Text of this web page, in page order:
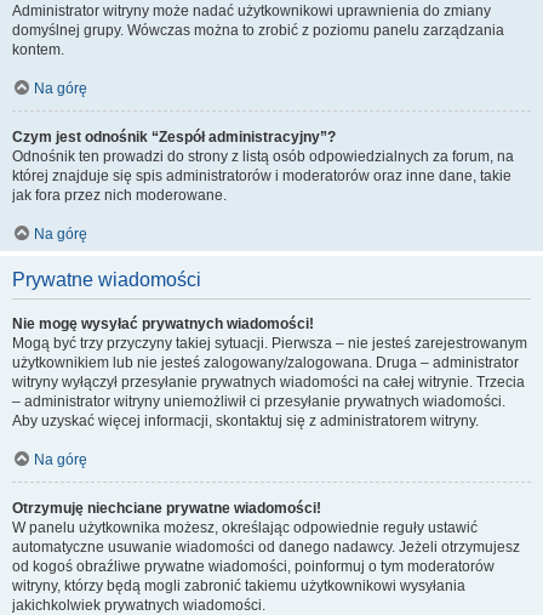
Administrator witryny może nadać użytkownikowi uprawnienia do zmiany
domyślnej grupy. Wówczas można to zrobić z poziomu panelu zarządzania
kontem.
Na górę
Czym jest odnośnik “Zespół administracyjny”?
Odnośnik ten prowadzi do strony z listą osób odpowiedzialnych za forum, na
której znajduje się spis administratorów i moderatorów oraz inne dane, takie
jak fora przez nich moderowane.
Na górę
Prywatne wiadomości
Nie mogę wysyłać prywatnych wiadomości!
Mogą być trzy przyczyny takiej sytuacji. Pierwsza – nie jesteś zarejestrowanym
użytkownikiem lub nie jesteś zalogowany/zalogowana. Druga – administrator
witryny wyłączył przesyłanie prywatnych wiadomości na całej witrynie. Trzecia
– administrator witryny uniemożliwił ci przesyłanie prywatnych wiadomości.
Aby uzyskać więcej informacji, skontaktuj się z administratorem witryny.
Na górę
Otrzymuję niechciane prywatne wiadomości!
W panelu użytkownika możesz, określając odpowiednie reguły ustawić
automatyczne usuwanie wiadomości od danego nadawcy. Jeżeli otrzymujesz
od kogoś obraźliwe prywatne wiadomości, poinformuj o tym moderatorów
witryny, którzy będą mogli zabronić takiemu użytkownikowi wysyłania
jakichkolwiek prywatnych wiadomości.